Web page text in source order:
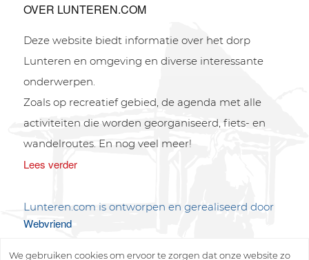
OVER LUNTEREN.COM
Deze website biedt informatie over het dorp
Lunteren en omgeving en diverse interessante
onderwerpen.
Zoals op recreatief gebied, de agenda met alle
activiteiten die worden georganiseerd, fiets- en
wandelroutes. En nog veel meer!
Lees verder
Lunteren.com is ontworpen en gerealiseerd door
Webvriend
We gebruiken cookies om ervoor te zorgen dat onze website zo